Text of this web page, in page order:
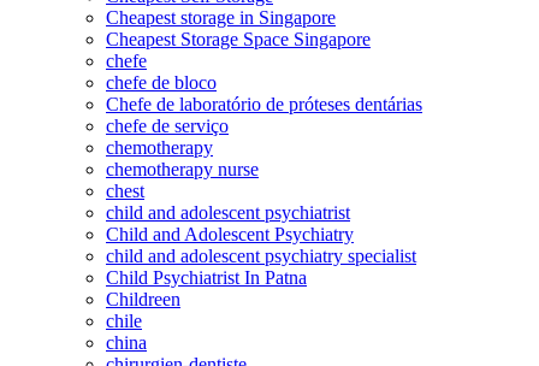
Cheapest storage in Singapore
Cheapest Storage Space Singapore
chefe
chefe de bloco
Chefe de laboratório de próteses dentárias
chefe de serviço
chemotherapy
chemotherapy nurse
chest
child and adolescent psychiatrist
Child and Adolescent Psychiatry
child and adolescent psychiatry specialist
Child Psychiatrist In Patna
Childreen
chile
china